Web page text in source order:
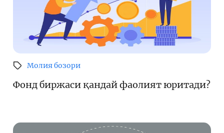
Молия бозори
Фонд биржаси қандай фаолият юритади?